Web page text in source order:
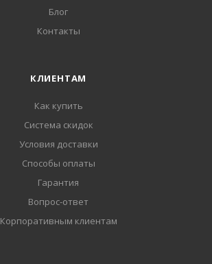
Блог
Контакты
КЛИЕНТАМ
Как купить
Система скидок
Условия доставки
Способы оплаты
Гарантия
Вопрос-ответ
Корпоративным клиентам